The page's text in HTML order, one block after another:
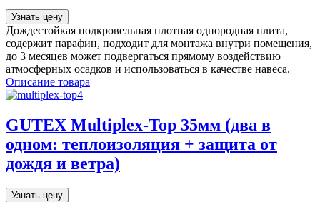
Узнать цену
Дождестойкая подкровельная плотная однородная плита,
содержит парафин, подходит для монтажа внутри помещения,
до 3 месяцев может подвергаться прямому воздействию
атмосферных осадков и использоваться в качестве навеса.
Описание товара
GUTEX Multiplex-Top 35мм (два в
одном: теплоизоляция + защита от
дождя и ветра)
Узнать цену